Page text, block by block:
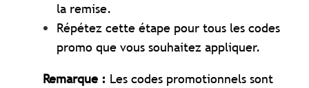
la remise.
Répétez cette étape pour tous les codes
promo que vous souhaitez appliquer.
Remarque : Les codes promotionnels sont